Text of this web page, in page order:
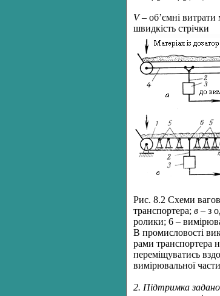
V– об’ємні витрати
швидкість стрічки
Рис. 8.2 Схеми
транспортера; в – з
ролики; 6 –
В промисловості
рами транспортера
переміщуватись
вимірювальної
2. Підтримка